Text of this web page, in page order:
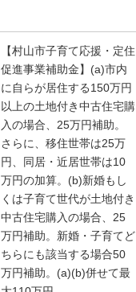
【村山市子育て応援・定住
促進事業補助金】(a)市内
に自らが居住する150万円
以上の土地付き中古住宅購
入の場合、25万円補助。
さらに、移住世帯は25万
円、同居・近居世帯は10
万円の加算。(b)新婚もし
くは子育て世代が土地付き
中古住宅購入の場合、25
万円補助。新婚・子育てど
ちらにも該当する場合50
万円補助。(a)(b)併せて最